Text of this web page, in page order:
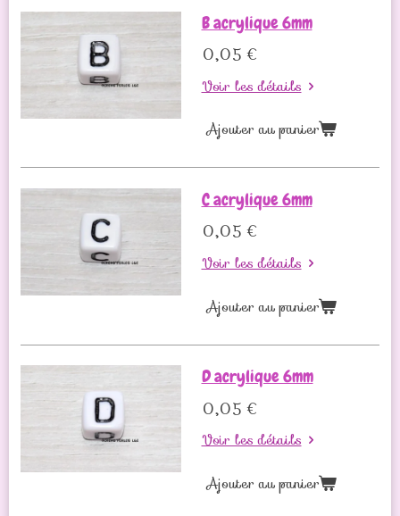
B acrylique 6mm
0,05 €
Voir les détails
Ajouter au panier
C acrylique 6mm
0,05 €
Voir les détails
Ajouter au panier
D acrylique 6mm
0,05 €
Voir les détails
Ajouter au panier